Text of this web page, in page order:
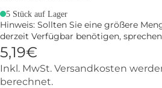
5 Stück auf Lager
Hinweis: Sollten Sie eine größere
derzeit Verfügbar benötigen,
5,19€
Inkl. MwSt. Versandkosten
berechnet.